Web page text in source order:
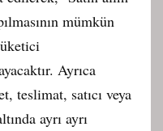
mümkün
Ayrıca
teslimat, satıcı veya
ayrı ayrı